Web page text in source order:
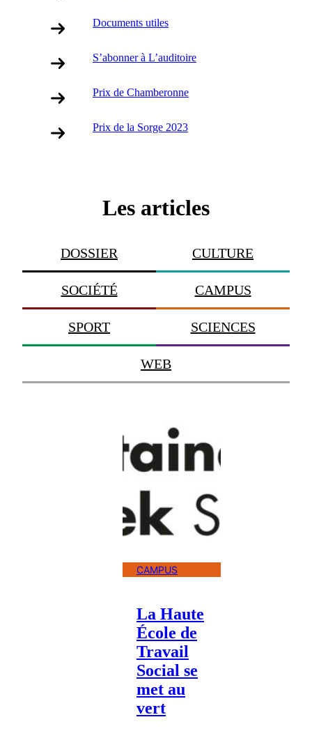
Documents utiles
S’abonner à L’auditoire
Prix de Chamberonne
Prix de la Sorge 2023
Les articles
DOSSIER CULTURE
SOCIÉTÉ CAMPUS
SPORT SCIENCES
WEB
CAMPUS
La Haute
École de
Travail
Social se
met au
vert